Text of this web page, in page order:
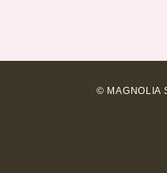
© MAGNOLIA